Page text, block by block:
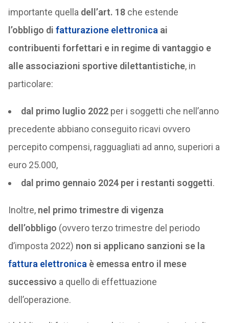
importante quella dell’art. 18che estende
l’obbligo di fatturazione elettronica ai
contribuenti forfettari e in regime di vantaggio e
alle associazioni sportive dilettantistiche, in
particolare:
dal primo luglio 2022 per i soggetti che nell’anno
precedente abbiano conseguito ricavi ovvero
percepito compensi, ragguagliati ad anno, superiori a
euro 25.000,
dal primo gennaio 2024 per i restanti soggetti.
Inoltre, nel primo trimestre di vigenza
dell’obbligo (ovvero terzo trimestre del periodo
d’imposta 2022) non si applicano sanzioni se la
fattura elettronica è emessa entro il mese
successivo a quello di effettuazione
dell’operazione.